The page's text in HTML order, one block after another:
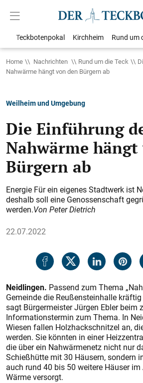
Teckbotenpokal Kirchheim Rund um
Home Nachrichten Rund um die Teck
Nahwärme hängt von den Bürgern ab
Weilheim und Umgebung
Die Einführung
Nahwärme hängt
Bürgern ab
Energie Für ein eigenes Stadtwerk ist
deshalb soll eine Genossenschaft
werden.Von Peter Dietrich
22.07.2022
Neidlingen. Passend zum Thema
Gemeinde die Reußensteinhalle
sagt Bürgermeister Jürgen Ebler beim
Informationstermin zum Thema. In
Wiesen fallen Holzhackschnitzel an,
werden. Sie könnten in einer
die über ein Nahwärmenetz nicht nur
Schießhütte mit 30 Häusern, sondern
auch rund 40 bis 50 weitere Häuser
Wärme versorgt.